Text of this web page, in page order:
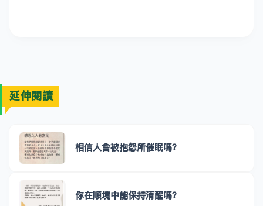
延伸閱讀
相信人會被抱怨所催眠嗎？
你在順境中能保持清醒嗎？